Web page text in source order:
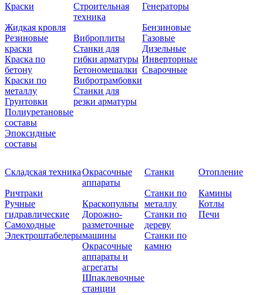
Краски
Жидкая кровля
Резиновые
краски
Краска по
бетону
Краски по
металлу
Грунтовки
Полиуретановые
составы
Эпоксидные
составы
Строительная
техника
Виброплиты
Станки для
гибки арматуры
Бетономешалки
Вибротрамбовки
Станки для
резки арматуры
Генераторы
Бензиновые
Газовые
Дизельные
Инверторные
Сварочные
Складская техника
Ричтраки
Ручные
гидравлические
Самоходные
Электроштабелеры
Окрасочные
аппараты
Краскопульты
Дорожно-
разметочные
машины
Окрасочные
аппараты и
агрегаты
Шпаклевочные
станции
Станки
Станки по
металлу
Станки по
дереву
Станки по
камню
Отопление
Камины
Котлы
Печи